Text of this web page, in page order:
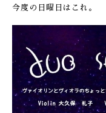
今度の日曜日はこれ。